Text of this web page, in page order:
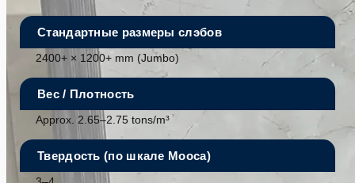
Стандартные размеры слэбов
2400+ × 1200+ mm (Jumbo)
Вес / Плотность
Approx. 2.65–2.75 tons/m³
Твердость (по шкале Мооса)